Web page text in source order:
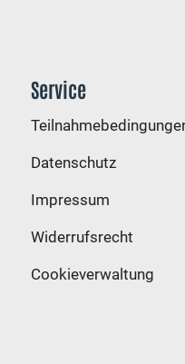
Service
Datenschutz
Impressum
Widerrufsrecht
Cookieverwaltung